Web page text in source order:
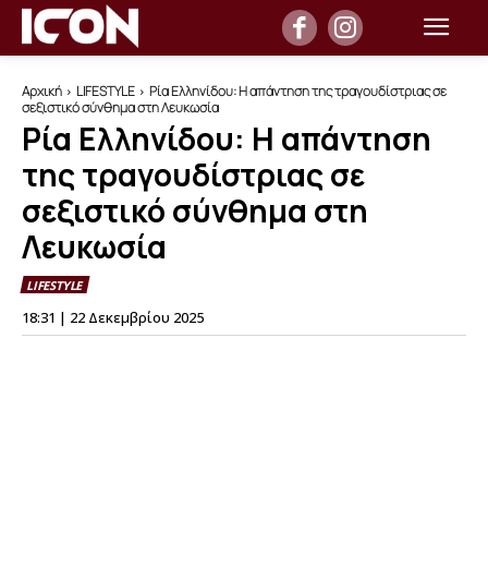
Αρχική LIFESTYLE
Ρία Ελληνίδου: Η απάντηση της τραγουδίστριας σε
σεξιστικό σύνθημα στη Λευκωσία
Ρία Ελληνίδου: Η απάντηση
της τραγουδίστριας σε
σεξιστικό σύνθημα στη
Λευκωσία
LIFESTYLE
18:31 | 22 Δεκεμβρίου 2025